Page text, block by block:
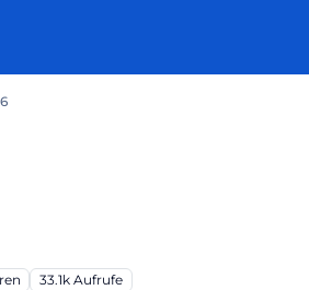
33.1k Aufrufe